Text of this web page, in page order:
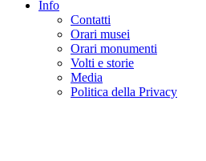
Info
Contatti
Orari musei
Orari monumenti
Volti e storie
Media
Politica della Privacy